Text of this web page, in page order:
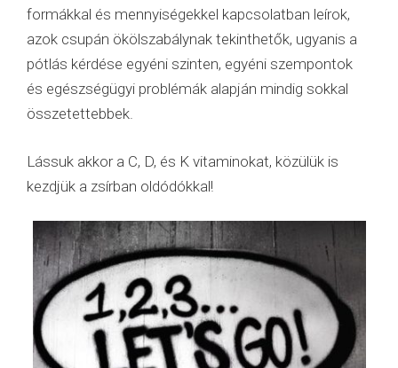
formákkal és mennyiségekkel kapcsolatban leírok,
azok csupán ökölszabálynak tekinthetők, ugyanis a
pótlás kérdése egyéni szinten, egyéni szempontok
és egészségügyi problémák alapján mindig sokkal
összetettebbek.
Lássuk akkor a C, D, és K vitaminokat, közülük is
kezdjük a zsírban oldódókkal!